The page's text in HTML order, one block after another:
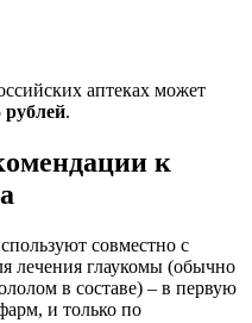
аптеках может
.
к
совместно с
лечения глаукомы (обычно
в составе) – в первую
и только по